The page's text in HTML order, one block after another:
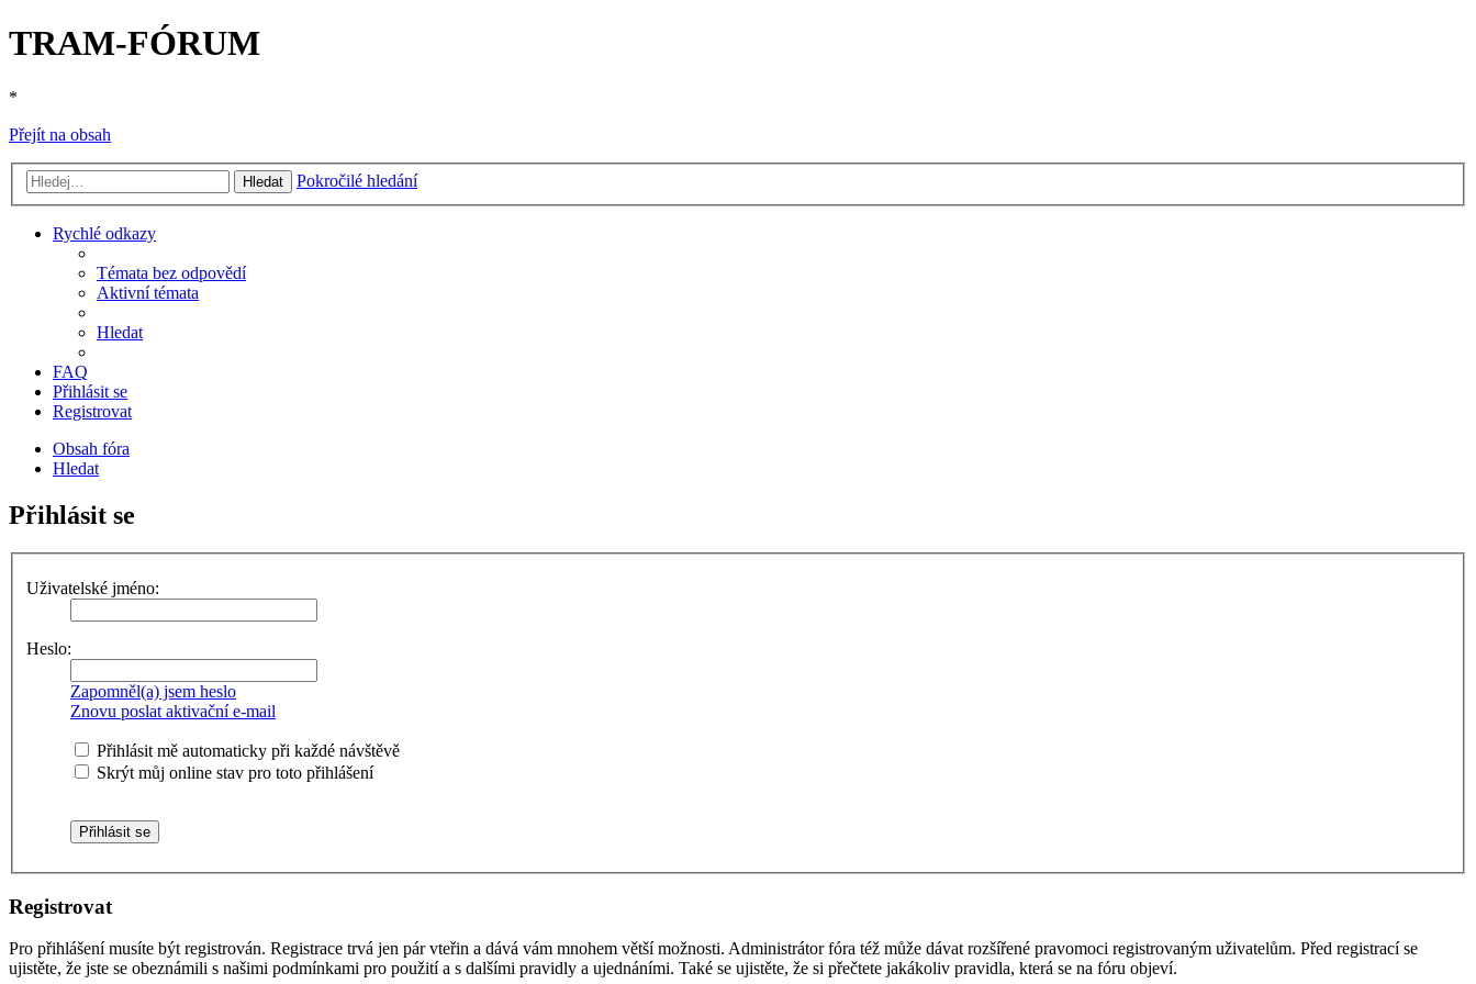
TRAM-FÓRUM
*
Přejít na obsah
Hledat Pokročilé hledání
Rychlé odkazy
Témata bez odpovědí
Aktivní témata
Hledat
FAQ
Přihlásit se
Registrovat
Obsah fóra
Hledat
Přihlásit se
Uživatelské jméno:
Heslo:
Zapomněl(a) jsem heslo
Znovu poslat aktivační e-mail
Přihlásit mě automaticky při každé návštěvě
Skrýt můj online stav pro toto přihlášení
Registrovat
Pro přihlášení musíte být registrován. Registrace trvá jen pár vteřin a dává vám mnohem větší možnosti. Administrátor fóra též může dávat rozšířené pravomoci registrovaným uživatelům. Před registrací se
ujistěte, že jste se obeznámili s našimi podmínkami pro použití a s dalšími pravidly a ujednáními. Také se ujistěte, že si přečtete jakákoliv pravidla, která se na fóru objeví.